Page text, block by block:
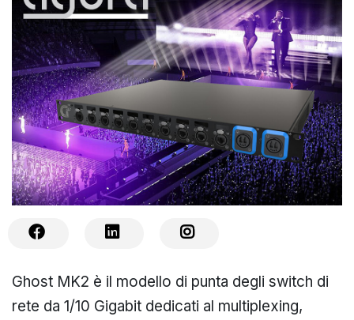
Ghost MK2 è il modello di punta degli switch di
rete da 1/10 Gigabit dedicati al multiplexing,